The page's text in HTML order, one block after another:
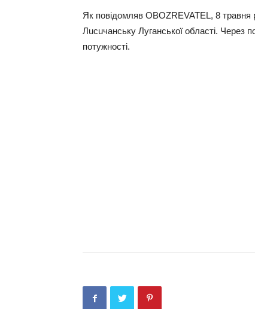
Як повідомляв OBOZREVATEL, 8 трaвня
Лuсuчaнську Лугaнської облaсті. Через
потужності.